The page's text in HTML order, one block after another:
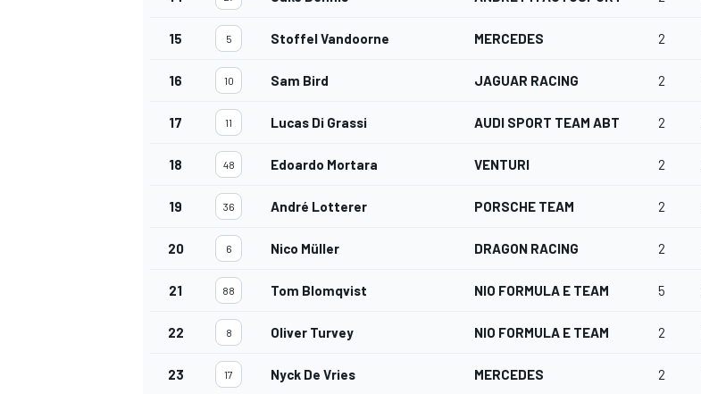
15 5 Stoffel Vandoorne MERCEDES 2
16 10 Sam Bird JAGUAR RACING 2
17 11 Lucas Di Grassi AUDI SPORT TEAM ABT 2
18 48 Edoardo Mortara VENTURI 2
19 36 André Lotterer PORSCHE TEAM 2
20 6 Nico Müller DRAGON RACING 2
21 88 Tom Blomqvist NIO FORMULA E TEAM 5
22 8 Oliver Turvey NIO FORMULA E TEAM 2
23 17 Nyck De Vries MERCEDES 2